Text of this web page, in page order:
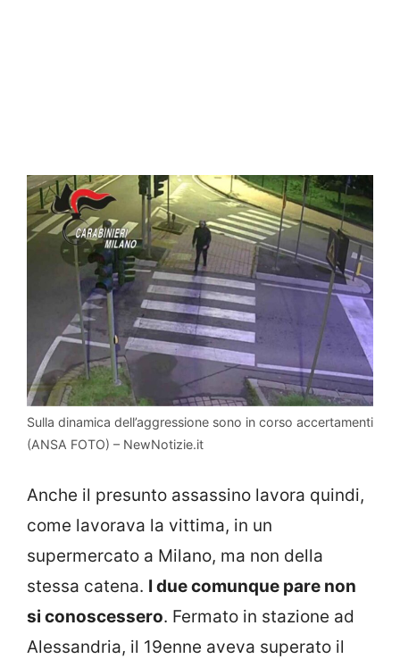
Sulla dinamica dell’aggressione sono in corso accertamenti
(ANSA FOTO) – NewNotizie.it
Anche il presunto assassino lavora quindi,
come lavorava la vittima, in un
supermercato a Milano, ma non della
stessa catena. I due comunque pare non
si conoscessero. Fermato in stazione ad
Alessandria, il 19enne aveva superato il